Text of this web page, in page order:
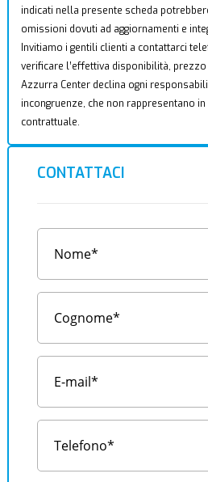
indicati nella presente scheda
omissioni dovuti ad aggiornamenti e
Invitiamo i gentili clienti a contattarci
verificare l’effettiva disponibilità,
Azzurra Center declina ogni
incongruenze, che non rappresentano
contrattuale.
CONTATTACI